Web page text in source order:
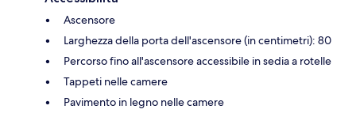
Ascensore
Larghezza della porta dell'ascensore (in centimetri): 80
Percorso fino all'ascensore accessibile in sedia a rotelle
Tappeti nelle camere
Pavimento in legno nelle camere